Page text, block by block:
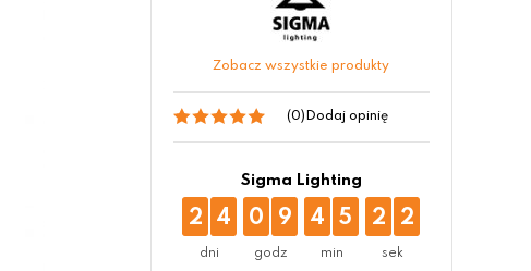
Zobacz wszystkie produkty
(0) Dodaj opinię
Sigma Lighting
2 4 0 9 4 5 2 1